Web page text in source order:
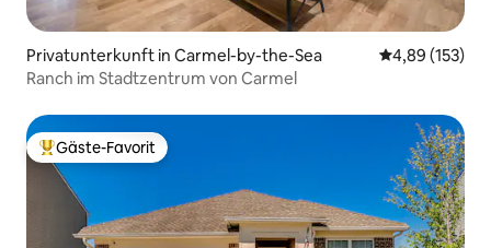
Privatunterkunft in Carmel-by-the-Sea
4,89 (153)
Ranch im Stadtzentrum von Carmel
Beliebter Gäste-Favorit.
Gäste-Favorit